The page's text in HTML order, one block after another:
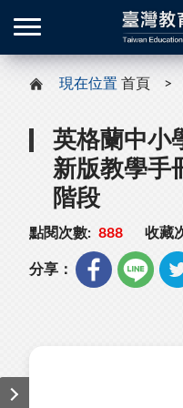
現在位置 首頁
英格蘭中小
新版教學手
階段
點閱次數: 888 收藏
分享：